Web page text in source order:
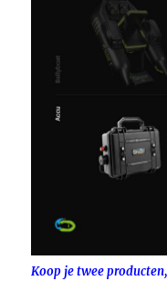
Koop je twee